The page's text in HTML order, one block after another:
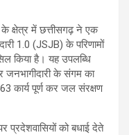
के क्षेत्र में छत्तीसगढ़ ने एक
1.0 (JSJB) के परिणामों
किया है। यह उपलब्धि
के संगम का
कार्य पूर्ण कर जल संरक्षण
प्रदेशवासियों को बधाई देते